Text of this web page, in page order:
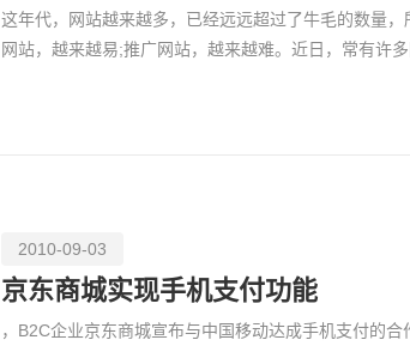
这年代，网站越来越多，已经远远超过了牛毛的数量，
网站，越来越易;推广网站，越来越难。近日，常有许
2010-09-03
京东商城实现手机支付功能
，B2C企业京东商城宣布与中国移动达成手机支付的合